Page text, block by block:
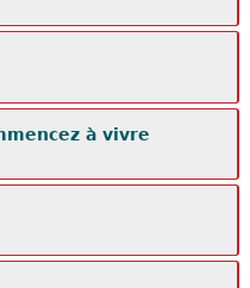
à vivre